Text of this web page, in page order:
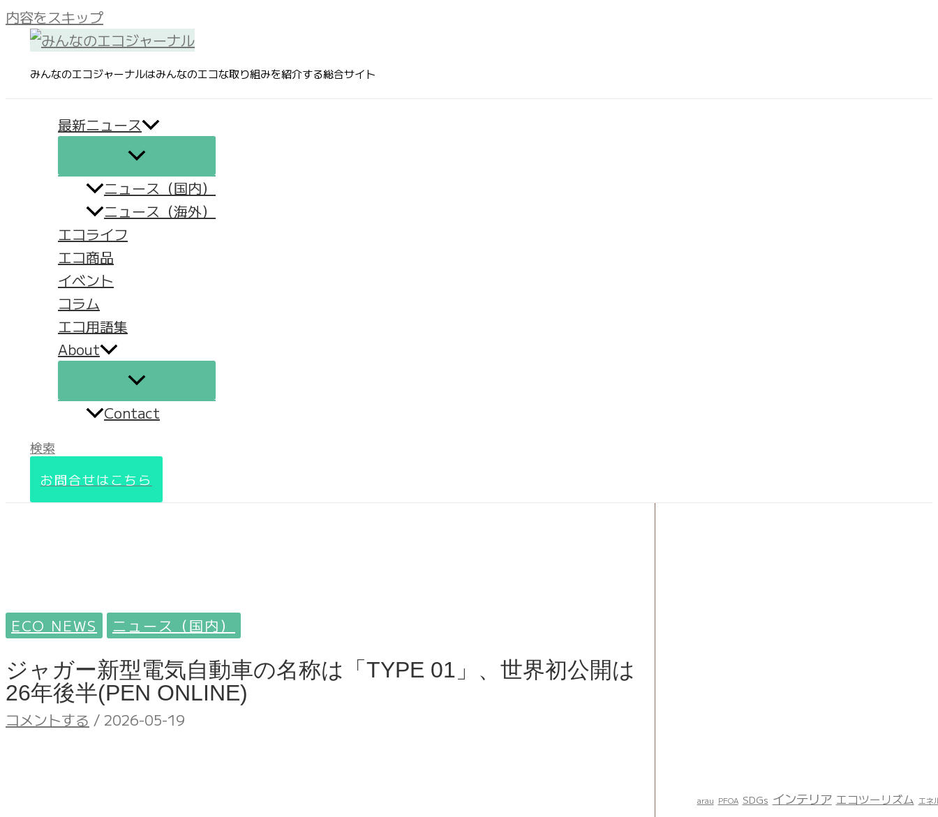
内容をスキップ
みんなのエコジャーナルはみんなのエコな取り組みを紹介する総合サイト
最新ニュース
ニュース（国内）
ニュース（海外）
エコライフ
エコ商品
イベント
コラム
エコ用語集
About
Contact
検索
お問合せはこちら
ECO NEWS ニュース（国内）
ジャガー新型電気自動車の名称は「TYPE 01」、世界初公開は
26年後半(PEN ONLINE)
コメントする / 2026-05-19
arau PFOA SDGs インテリア エコツーリズム エネ